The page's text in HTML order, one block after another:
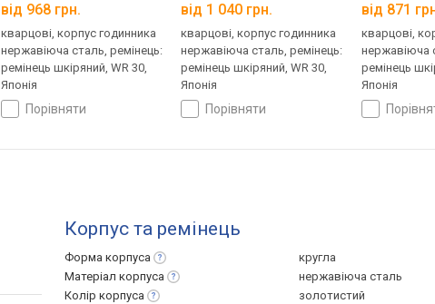
від 968 грн.
кварцові, корпус годинника
нержавіюча сталь, ремінець:
ремінець шкіряний, WR 30,
Японія
порівняти
від 1 040 грн.
кварцові, корпус годинника
нержавіюча сталь, ремінець:
ремінець шкіряний, WR 30,
Японія
порівняти
від 871
кварцові,
нержавіюча
ремінець
Японія
Корпус та ремінець
Форма корпуса
кругла
Матеріал корпуса
нержавіюча сталь
Колір корпуса
золотистий